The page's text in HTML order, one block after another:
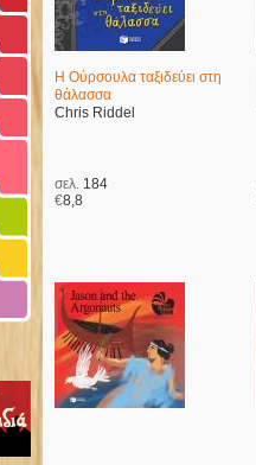
Η Ούρσουλα ταξιδεύει στη
θάλασσα
Chris Riddel
σελ. 184
€8,8